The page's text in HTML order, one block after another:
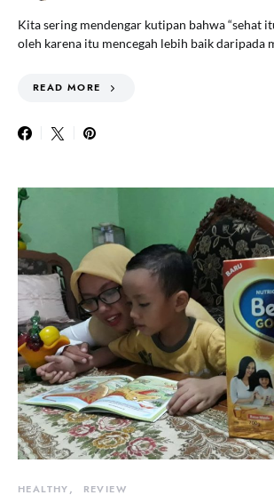
Kita sering mendengar kutipan bahwa “sehat
oleh karena itu mencegah lebih baik daripada
READ MORE
HEALTHY REVIEW